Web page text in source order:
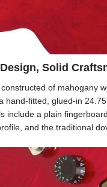
Solid
of mahogany
hand-fitted, glued-in
include a plain
and the traditional